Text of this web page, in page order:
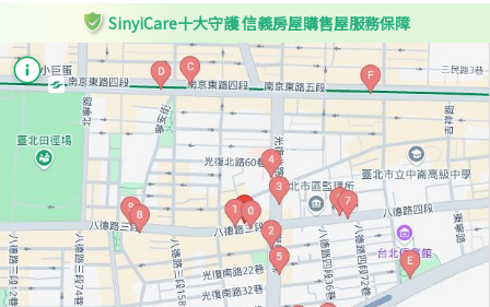
SinyiCare十大守護 信義房屋購售屋服務保障